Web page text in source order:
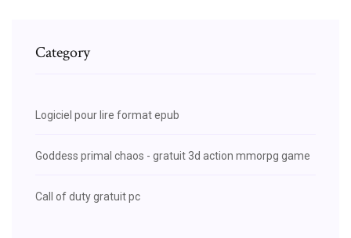
Category
Logiciel pour lire format epub
Goddess primal chaos - gratuit 3d action mmorpg game
Call of duty gratuit pc